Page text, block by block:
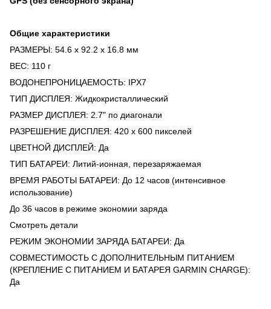
Общие характеристики
РАЗМЕРЫ: 54.6 x 92.2 x 16.8 мм
ВЕС: 110 г
ВОДОНЕПРОНИЦАЕМОСТЬ: IPX7
ТИП ДИСПЛЕЯ: Жидкокристаллический
РАЗМЕР ДИСПЛЕЯ: 2.7" по диагонали
РАЗРЕШЕНИЕ ДИСПЛЕЯ: 420 x 600 пикселей
ЦВЕТНОЙ ДИСПЛЕЙ: Да
ТИП БАТАРЕИ: Литий-ионная, перезаряжаемая
ВРЕМЯ РАБОТЫ БАТАРЕИ: До 12 часов (интенсивное
использование)
До 36 часов в режиме экономии заряда
Смотреть детали
РЕЖИМ ЭКОНОМИИ ЗАРЯДА БАТАРЕИ: Да
СОВМЕСТИМОСТЬ С ДОПОЛНИТЕЛЬНЫМ ПИТАНИЕМ
(КРЕПЛЕНИЕ С ПИТАНИЕМ И БАТАРЕЯ GARMIN CHARGE):
Да